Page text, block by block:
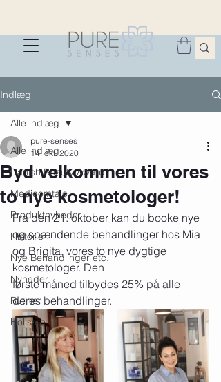
Indlæg
Alle indlæg
Danish Beauty Award
Medieomtale
Produktnyheder
Historie
Nye Behandlinger etc.
Nyheder
Rutiner
Holisme
Alle indlæg
Byd velkommen til vores
to nye kosmetologer!
pure-senses
14. okt. 2020
Fra den 21. oktober kan du booke nye
og spændende behandlinger hos Mia
og Brigita, vores to nye dygtige
kosmetologer. Den
første måned tilbydes 25% på alle
deres behandlinger.